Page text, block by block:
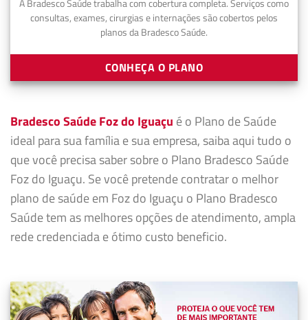
A Bradesco Saúde trabalha com cobertura completa. Serviços como
consultas, exames, cirurgias e internações são cobertos pelos
planos da Bradesco Saúde.
CONHEÇA O PLANO
Bradesco Saúde Foz do Iguaçu é o Plano de Saúde
ideal para sua família e sua empresa, saiba aqui tudo o
que você precisa saber sobre o Plano Bradesco Saúde
Foz do Iguaçu. Se você pretende contratar o melhor
plano de saúde em Foz do Iguaçu o Plano Bradesco
Saúde tem as melhores opções de atendimento, ampla
rede credenciada e ótimo custo beneficio.